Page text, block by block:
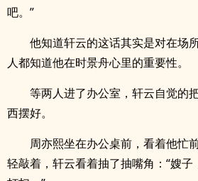
吧。”
他知道轩云的这话其实是对在场
人都知道他在时景舟心里的重要性。
等两人进了办公室，轩云自觉的
西摆好。
周亦熙坐在办公桌前，看着他忙
轻敲着，轩云看着抽了抽嘴角：“嫂